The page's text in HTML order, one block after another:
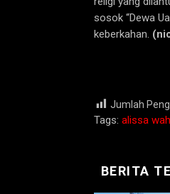
sosok “Dewa
keberkahan.
Jumlah
Tags: alissa
BERITA